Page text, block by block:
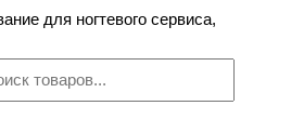
для ногтевого сервиса,